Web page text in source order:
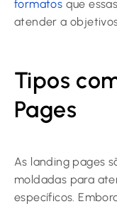
formatos que
atender a
Tipos
Pages
As landing pages
moldadas para
específicos.